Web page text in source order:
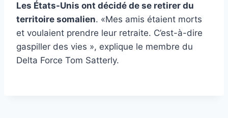
Les États-Unis ont décidé de se retirer du
territoire somalien. «Mes amis étaient morts
et voulaient prendre leur retraite. C’est-à-dire
gaspiller des vies », explique le membre du
Delta Force Tom Satterly.